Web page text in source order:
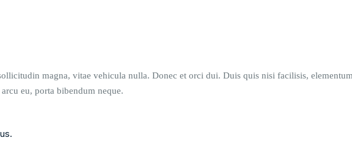
magna, vitae vehicula nulla. Donec et orci dui. Duis quis nisi facilisis,
eu, porta bibendum neque.